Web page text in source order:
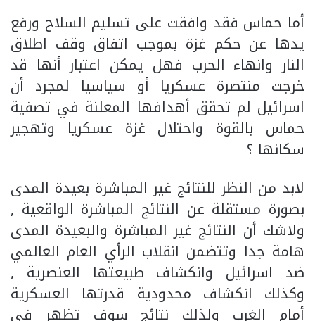
أما حماس فقد وافقت على تسليم السلاح ورفع
يدها عن حكم غزة بموجب اتفاق وقف اطلاق
النار وانهاء الحرب فهل يمكن اعتبار أنها قد
خرجت منتصرة عسكريا أو سياسيا لمجرد أن
اسرائيل لم تحقق أهدافها المعلنة في تصفية
حماس بالقوة واحتلال غزة عسكريا وتهجير
سكانها ؟
لابد من النظر للنتائج غير المباشرة بعيدة المدى
بصورة مستقلة عن النتائج المباشرة الواقعية ,
ولاشك أن النتائج غير المباشرة والبعيدة المدى
هامة جدا وتتضمن انقلاب الرأي العام العالمي
ضد اسرائيل وانكشاف طبيعتها العنصرية ,
وكذلك انكشاف محدودية قدرتها العسكرية
أمام الغرب ولذلك نتائج سوف تظهر في